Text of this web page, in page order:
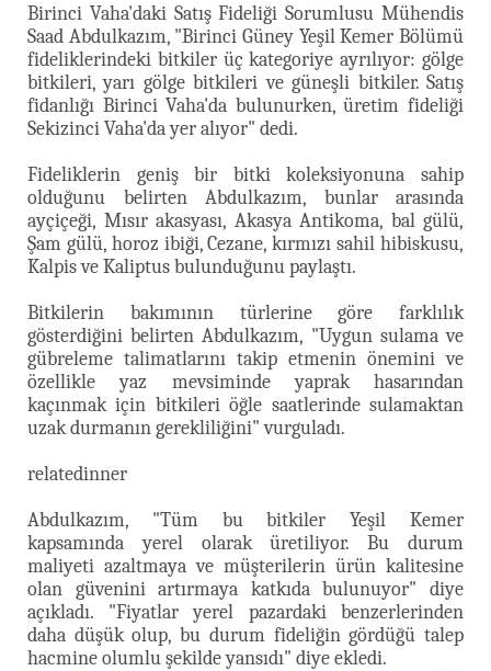
Birinci Vaha'daki Satış Fideliği Sorumlusu Mühendis
Saad Abdulkazım, "Birinci Güney Yeşil Kemer Bölümü
fideliklerindeki bitkiler üç kategoriye ayrılıyor: gölge
bitkileri, yarı gölge bitkileri ve güneşli bitkiler. Satış
fidanlığı Birinci Vaha'da bulunurken, üretim fideliği
Sekizinci Vaha'da yer alıyor" dedi.
Fideliklerin geniş bir bitki koleksiyonuna sahip
olduğunu belirten Abdulkazım, bunlar arasında
ayçiçeği, Mısır akasyası, Akasya Antikoma, bal gülü,
Şam gülü, horoz ibiği, Cezane, kırmızı sahil hibiskusu,
Kalpis ve Kaliptus bulunduğunu paylaştı.
Bitkilerin bakımının türlerine göre farklılık
gösterdiğini belirten Abdulkazım, "Uygun sulama ve
gübreleme talimatlarını takip etmenin önemini ve
özellikle yaz mevsiminde yaprak hasarından
kaçınmak için bitkileri öğle saatlerinde sulamaktan
uzak durmanın gerekliliğini" vurguladı.
relatedinner
Abdulkazım, "Tüm bu bitkiler Yeşil Kemer
kapsamında yerel olarak üretiliyor. Bu durum
maliyeti azaltmaya ve müşterilerin ürün kalitesine
olan güvenini artırmaya katkıda bulunuyor" diye
açıkladı. "Fiyatlar yerel pazardaki benzerlerinden
daha düşük olup, bu durum fideliğin gördüğü talep
hacmine olumlu şekilde yansıdı" diye ekledi.